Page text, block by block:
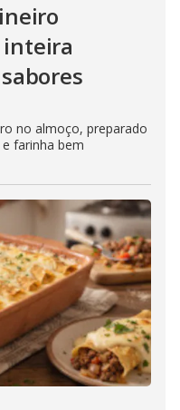
inteira
no almoço, preparado
farinha bem